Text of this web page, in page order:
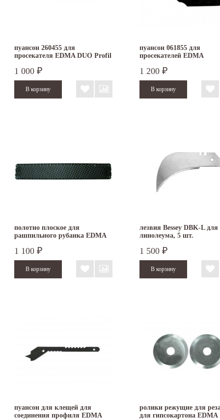
пуансон 260455 для
просекателя EDMA DUO Profil
1 000 ₽
пуансон 061855 для
просекателей EDMA
PROFIL
1 200 ₽
полотно плоское для
рашпильного рубанка EDMA
1 100 ₽
лезвия Bessey DBK-L для
линолеума, 5 шт.
1 500 ₽
пуансон для клещей для
соединения профиля EDMA
ролики режущие для
для гипсокартона EDMA